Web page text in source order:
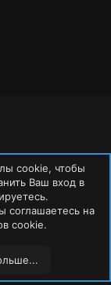
R
S
S
cookie, чтобы
Ваш вход в
соглашаетесь на
cookie.